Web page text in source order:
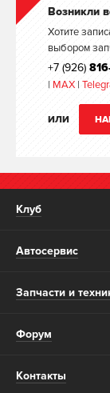
Возникли
Хотите
выбором
+7 (926)
| MAX |
ИЛИ
Клуб
Автосервис
Запчасти и
Форум
Контакты